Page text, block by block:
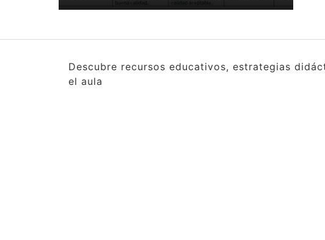
Descubre recursos educativos, estrategias
el aula